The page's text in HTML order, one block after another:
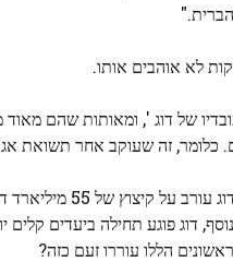
לא אוהבים אותו.
של דוג ', ומאותות שהם
שעוקב אחר תשואת אג"ח האוצר של 10
דיווח ביום
דוג פוגע תחילה ביעדים קלים
הללו עוררו זעם כזה?